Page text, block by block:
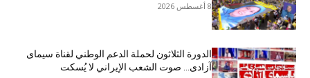
8 أغسطس 2026
الدورة الثلاثون لحملة الدعم الوطني لقناة سیمای
آزادی… صوت الشعب الإيراني لا يُسكت